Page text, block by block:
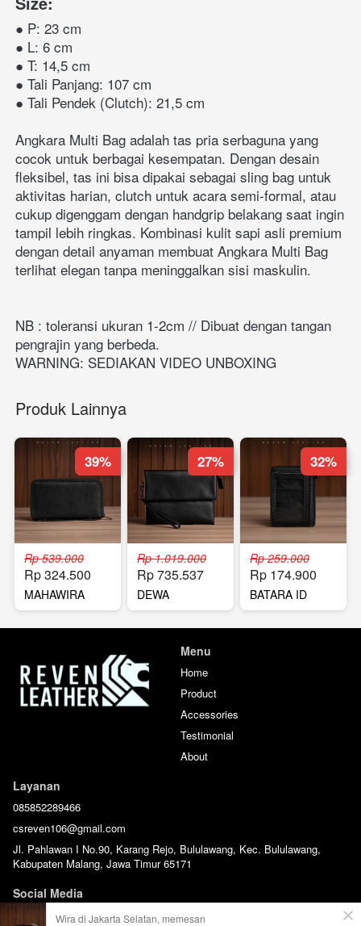
● P: 23 cm
● L: 6 cm
● T: 14,5 cm
● Tali Panjang: 107 cm
● Tali Pendek (Clutch): 21,5 cm
Angkara Multi Bag adalah tas pria serbaguna yang
cocok untuk berbagai kesempatan. Dengan desain
fleksibel, tas ini bisa dipakai sebagai sling bag untuk
aktivitas harian, clutch untuk acara semi-formal, atau
cukup digenggam dengan handgrip belakang saat ingin
tampil lebih ringkas. Kombinasi kulit sapi asli premium
dengan detail anyaman membuat Angkara Multi Bag
terlihat elegan tanpa meninggalkan sisi maskulin.
NB : toleransi ukuran 1-2cm // Dibuat dengan tangan
pengrajin yang berbeda.
WARNING: SEDIAKAN VIDEO UNBOXING
Produk Lainnya
Rp 539.000
Rp 324.500
MAHAWIRA
MINIPOUCH
39%
Rp 1.019.000
Rp 735.537
DEWA
EXCLUSIVE
HANDBAG
27%
Rp 259.000
Rp 174.900
BATARA ID
CARD
32%
Menu
Home
Product
Accessories
Testimonial
About
Layanan
085852289466
csreven106@gmail.com
Jl. Pahlawan I No.90, Karang Rejo, Bululawang, Kec. Bululawang,
Kabupaten Malang, Jawa Timur 65171
Social Media
Wira di Jakarta Selatan, memesan